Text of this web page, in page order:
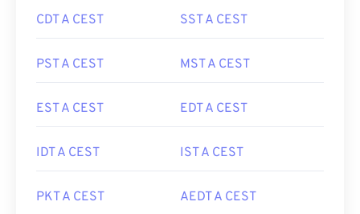
CDT A CEST SST A CEST
PST A CEST MST A CEST
EST A CEST EDT A CEST
IDT A CEST IST A CEST
PKT A CEST AEDT A CEST